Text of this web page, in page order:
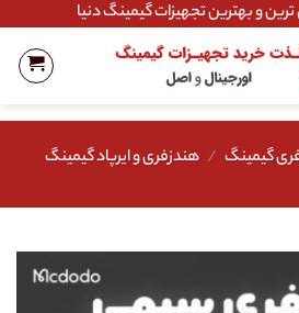
و بهترین تجهیزات گیمینگ دنیا
گیمینگ / هندزفری و ایرپاد گیمینگ